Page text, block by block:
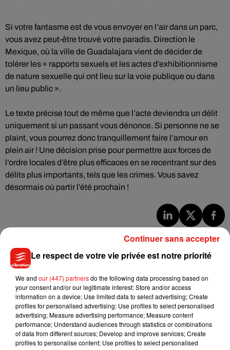
Si votre fantasme est de vous envoyer en l’air dans un parc,
vous avez peut-être trouvé votre paradis. Direction le
Mexique, où la ville de Guadalajara vient de décider de
tolérer les « rapports sexuels et les actes d’exhibitionnisme
de nature sexuelle qui ont lieu sur la voie publique ou dans
un lieu public ».
Le texte précise tout de même que l’acte deviendra un délit
uniquement si un passant vous dénonce. Si personne ne se
plaint, vous pourrez donc tranquillement faire l’amour en
plein air ! Une décision prise pour permettre aux forces de
l’ordre locales d’être plus efficaces en se recentrant sur des
délits plus importants, tels que les crimes. Vous savez
désormais où partir l’été prochain !
7 août 2026
Sensation » avec Kylie Minogue
Tayc et Didi B dévoilent le single le plus
dansant de l’année
Le respect de votre vie privée est notre priorité
We and our (447) partnersdo the following data processing based on
your consent and/or our legitimate interest: Store and/or access
information on a device; Use limited data to select advertising; Create
profiles for personalised advertising; Use profiles to select personalised
advertising; Measure advertising performance; Measure content
performance; Understand audiences through statistics or combinations
of data from different sources; Develop and improve services; Create
profiles to personalise content; Use profiles to select personalised
Continuer sans accepter